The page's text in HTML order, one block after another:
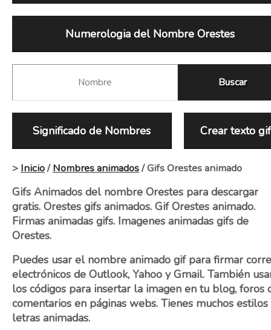
Numerologia del Nombre Orestes
Significado de Nombres Crear texto gif
> Inicio/Nombres animados/ Gifs Orestes animado
Gifs Animados del nombre Orestes para descargar
gratis. Orestes gifs animados. Gif Orestes animado.
Firmas animadas gifs. Imagenes animadas gifs de
Orestes.
Puedes usar el nombre animado gif para firmar
electrónicos de Outlook, Yahoo y Gmail. También
los códigos para insertar la imagen en tu blog, foros
comentarios en páginas webs. Tienes muchos estilos
letras animadas.